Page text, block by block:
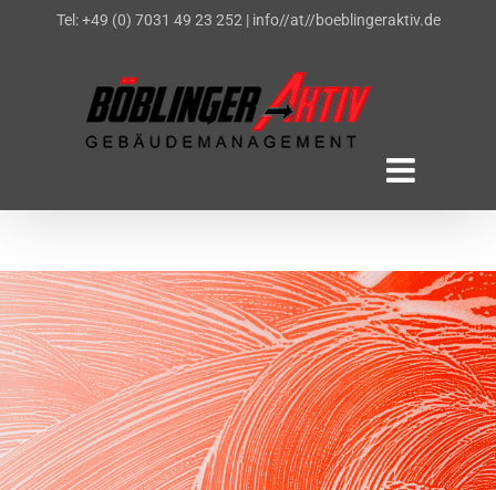
Tel: +49 (0) 7031 49 23 252| info//at//boeblingeraktiv.de